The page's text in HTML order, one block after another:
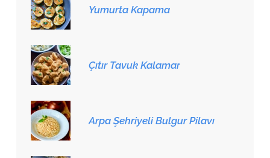
Yumurta Kapama
Çıtır Tavuk Kalamar
Arpa Şehriyeli Bulgur Pilavı